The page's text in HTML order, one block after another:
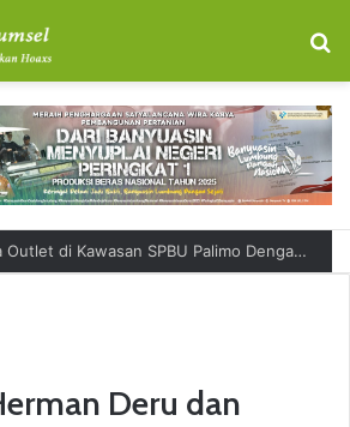
Seven Days Buka Outlet di Kawasan SPBU Palimo Dengan Konsep One Stop Hangout Destination
Deru dan